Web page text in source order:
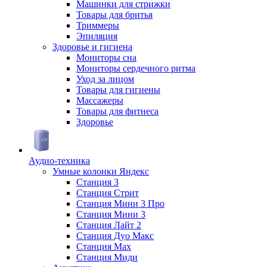
Машинки для стрижки
Товары для бритья
Триммеры
Эпиляция
Здоровье и гигиена
Мониторы сна
Мониторы сердечного ритма
Уход за лицом
Товары для гигиены
Массажеры
Товары для фитнеса
Здоровье
Аудио-техника
Умные колонки Яндекс
Станция 3
Станция Стрит
Станция Мини 3 Про
Станция Мини 3
Станция Лайт 2
Станция Дуо Макс
Станция Max
Станция Миди